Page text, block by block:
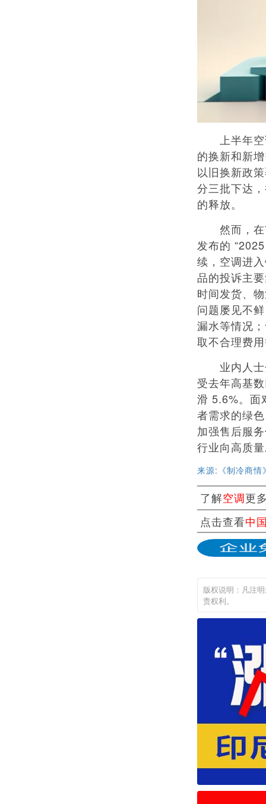
上半年空
的换新和新
以旧换新政
分三批下达
的释放。
然而，在
发布的
续，空调进
品的投诉主
时间发货、
问题屡见不
漏水等情况
取不合理费
业内人士
受去年高基
滑 5.6%。面
者需求的绿
加强售后服
行业向高质
来源:《制冷商情
了解空调更
点击查看中
版权说明：凡注
责权利。